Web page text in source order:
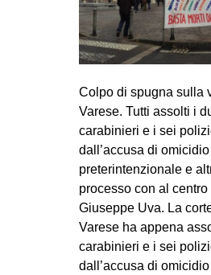
ZAM
MILANO
SPAZI
SPORT
MOVIMENTI
AMBIENTE
DIRITTO
GENERI
Colpo di spugna sulla
Varese. Tutti assolti i
carabinieri e i sei
dall’accusa di omicidio
preterintenzionale e
processo con al centro
Giuseppe Uva. La
Varese ha appena
carabinieri e i sei
dall’accusa di omicidio